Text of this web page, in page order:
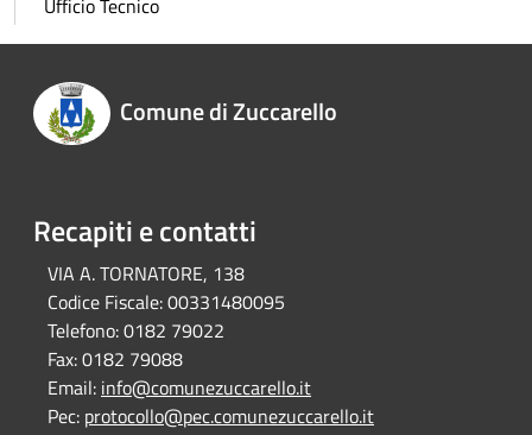
Comune di Zuccarello
Recapiti e contatti
VIA A. TORNATORE, 138
Codice Fiscale:00331480095
Telefono:0182 79022
Fax:0182 79088
Email: info@comunezuccarello.it
Pec: protocollo@pec.comunezuccarello.it